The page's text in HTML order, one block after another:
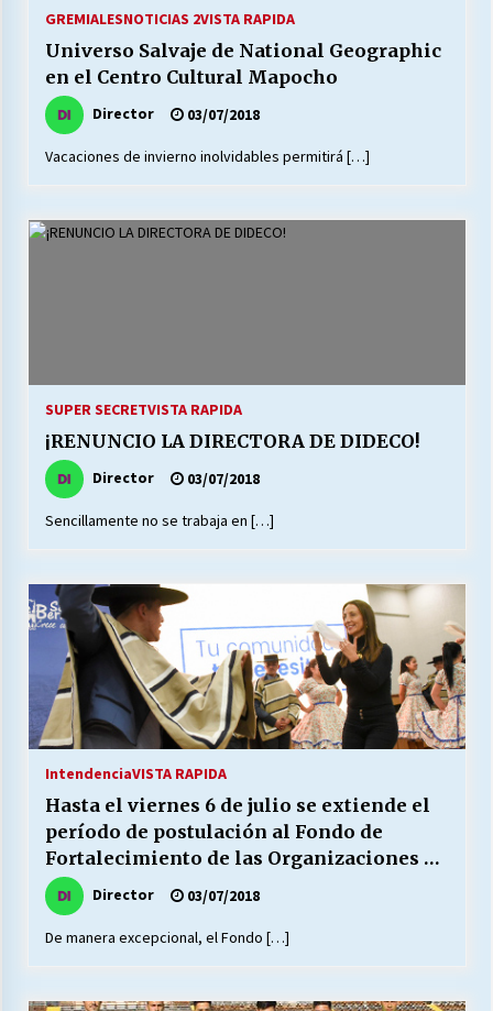
MUNICIPALIDAD, TRABAJADORES, CLIMA
LABORAL:
13/07/2026
Escuela hospitalaria El Carmen de Maipu.
16/06/2026
28/05/2026
16/05/2026
S.O.S. a los ricos, Save Our Souls (Salvar
Nuestras Almas)
30/04/2026
Chile y sus segmentos de la riqueza
06/04/2026
GREMIALESNOTICIAS 2VISTA RAPIDA
Universo Salvaje de National Geographic
en el Centro Cultural Mapocho
Director 03/07/2018
Vacaciones de invierno inolvidables permitirá […]
SUPER SECRETVISTA RAPIDA
¡RENUNCIO LA DIRECTORA DE DIDECO!
Director 03/07/2018
Sencillamente no se trabaja en […]
IntendenciaVISTA RAPIDA
Hasta el viernes 6 de julio se extiende el
período de postulación al Fondo de
Fortalecimiento de las Organizaciones de
Interés público
Director 03/07/2018
De manera excepcional, el Fondo […]